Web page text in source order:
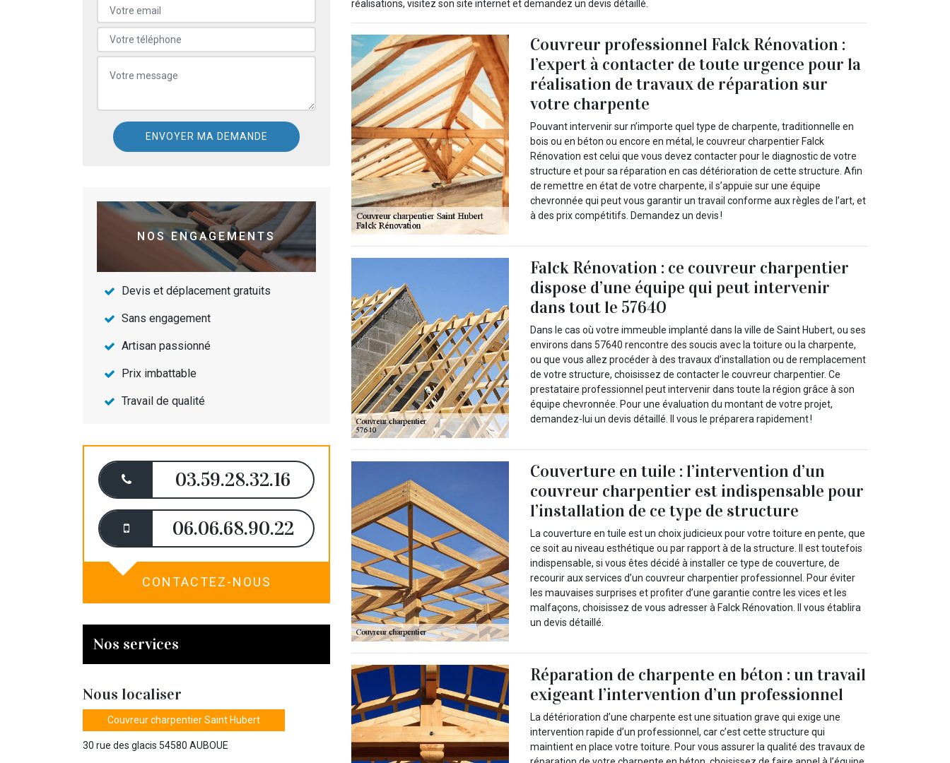
NOS ENGAGEMENTS
Devis et déplacement gratuits
Sans engagement
Artisan passionné
Prix imbattable
Travail de qualité
03.59.28.32.16
06.06.68.90.22
CONTACTEZ-NOUS
Nos services
Nous localiser
Couvreur charpentier Saint Hubert
30 rue des glacis 54580 AUBOUE
réalisations, visitez son site internet et demandez un devis détaillé.
Couvreur professionnel Falck Rénovation :
l’expert à contacter de toute urgence pour la
réalisation de travaux de réparation sur
votre charpente
Pouvant intervenir sur n’importe quel type de charpente, traditionnelle en
bois ou en béton ou encore en métal, le couvreur charpentier Falck
Rénovation est celui que vous devez contacter pour le diagnostic de votre
structure et pour sa réparation en cas détérioration de cette structure. Afin
de remettre en état de votre charpente, il s’appuie sur une équipe
chevronnée qui peut vous garantir un travail conforme aux règles de l’art, et
à des prix compétitifs. Demandez un devis !
Falck Rénovation : ce couvreur charpentier
dispose d’une équipe qui peut intervenir
dans tout le 57640
Dans le cas où votre immeuble implanté dans la ville de Saint Hubert, ou ses
environs dans 57640 rencontre des soucis avec la toiture ou la charpente,
ou que vous allez procéder à des travaux d’installation ou de remplacement
de votre structure, choisissez de contacter le couvreur charpentier. Ce
prestataire professionnel peut intervenir dans toute la région grâce à son
équipe chevronnée. Pour une évaluation du montant de votre projet,
demandez-lui un devis détaillé. Il vous le préparera rapidement !
Couverture en tuile : l’intervention d’un
couvreur charpentier est indispensable pour
l’installation de ce type de structure
La couverture en tuile est un choix judicieux pour votre toiture en pente, que
ce soit au niveau esthétique ou par rapport à de la structure. Il est toutefois
indispensable, si vous êtes décidé à installer ce type de couverture, de
recourir aux services d’un couvreur charpentier professionnel. Pour éviter
les mauvaises surprises et profiter d’une garantie contre les vices et les
malfaçons, choisissez de vous adresser à Falck Rénovation. Il vous établira
un devis détaillé.
Réparation de charpente en béton : un travail
exigeant l’intervention d’un professionnel
La détérioration d’une charpente est une situation grave qui exige une
intervention rapide d’un professionnel, car c’est cette structure qui
maintient en place votre toiture. Pour vous assurer la qualité des travaux de